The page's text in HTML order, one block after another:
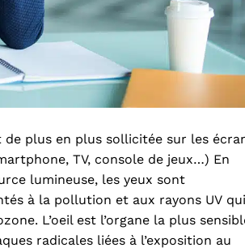
de plus en plus sollicitée sur les
TV, console de jeux…) En
lumineuse, les yeux sont
à la pollution et aux rayons UV qui
L’oeil est l’organe la plus
radicales liées à l’exposition au